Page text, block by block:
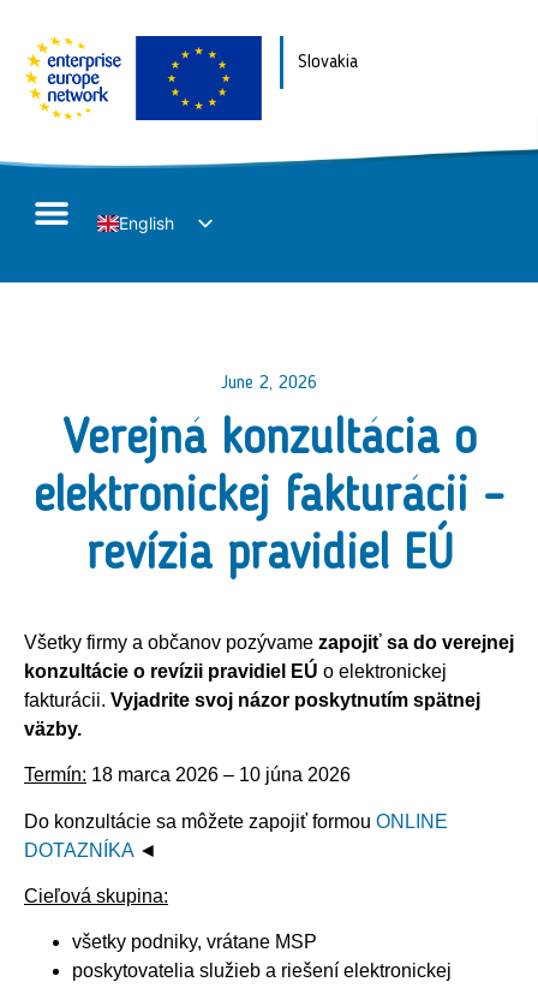
Slovakia
English
June 2, 2026
Verejná konzultácia o
elektronickej fakturácii –
revízia pravidiel EÚ
Všetky firmy a občanov pozývame zapojiť sa do verejnej
konzultácie o revízii pravidiel EÚ o elektronickej
fakturácii. Vyjadrite svoj názor poskytnutím spätnej
väzby.
Termín: 18 marca 2026 – 10 júna 2026
Do konzultácie sa môžete zapojiť formou ONLINE
DOTAZNÍKA◄
Cieľová skupina:
všetky podniky, vrátane MSP
poskytovatelia služieb a riešení elektronickej